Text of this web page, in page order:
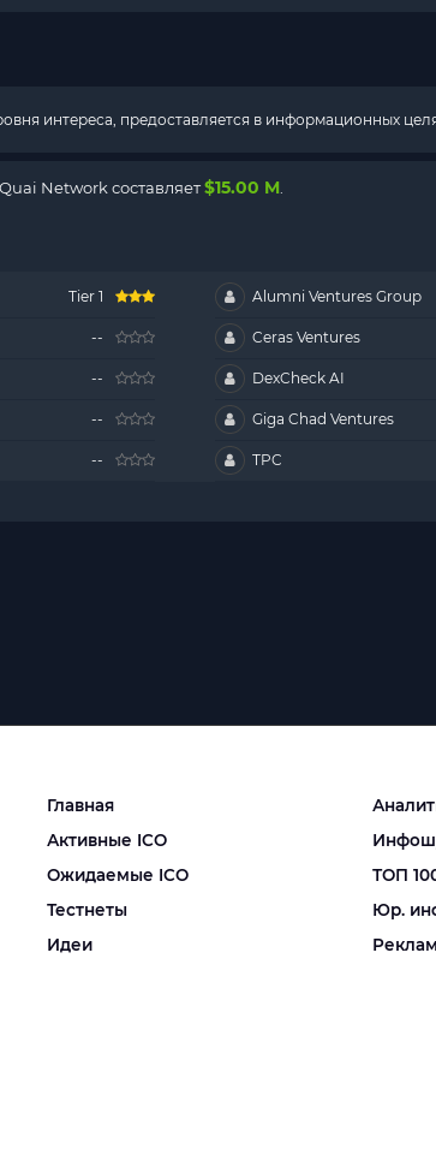
интереса, предоставляется в информационных
Network составляет$15.00 M
Tier 1 Alumni Ventures Group
-- Ceras Ventures
-- DexCheck AI
-- Giga Chad Ventures
-- TPC
Главная
Активные ICO
Ожидаемые ICO
Тестнеты
Идеи
ТОП
Юр.